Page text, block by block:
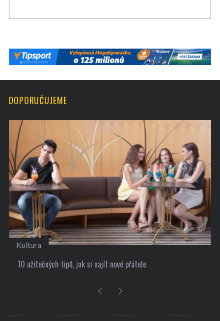
DOPORUČUJEME
Kultura
10 užitečných tipů, jak si najít nové přátele